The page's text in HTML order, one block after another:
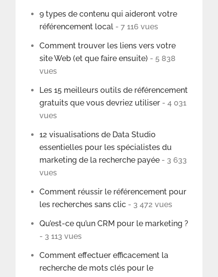
9 types de contenu qui aideront votre
référencement local - 7 116 vues
Comment trouver les liens vers votre
site Web (et que faire ensuite) - 5 838
vues
Les 15 meilleurs outils de référencement
gratuits que vous devriez utiliser - 4 031
vues
12 visualisations de Data Studio
essentielles pour les spécialistes du
marketing de la recherche payée - 3 633
vues
Comment réussir le référencement pour
les recherches sans clic - 3 472 vues
Qu’est-ce qu’un CRM pour le marketing ?
- 3 113 vues
Comment effectuer efficacement la
recherche de mots clés pour le